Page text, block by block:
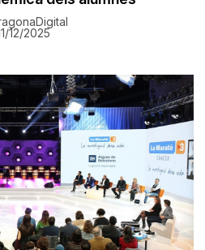
12/2025